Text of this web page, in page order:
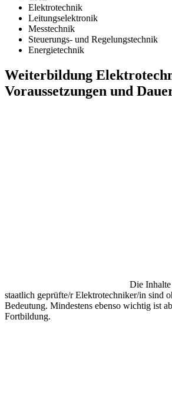
Elektrotechnik
Leitungselektronik
Messtechnik
Steuerungs- und Regelungstechnik
Energietechnik
Weiterbildung
Voraussetzungen und
Die
staatlich geprüfte/r Elektrotechniker/in sind
Bedeutung. Mindestens ebenso wichtig ist
Fortbildung.